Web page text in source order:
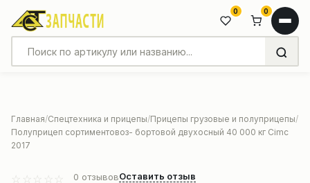
0 0
Главная Спецтехника и прицепы Прицепы грузовые и полуприцепы
Полуприцеп сортиментовоз- бортовой двухосный 40 000 кг Cimc
2017
0 отзывовОставить отзыв